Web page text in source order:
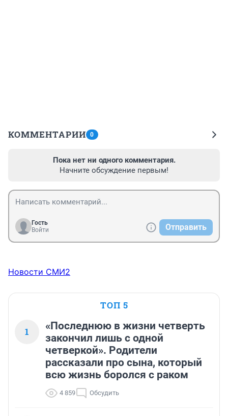
КОММЕНТАРИИ 0
Пока нет ни одного комментария.
Начните обсуждение первым!
Гость
Войти
Отправить
Новости СМИ2
ТОП 5
1
«Последнюю в жизни четверть
закончил лишь с одной
четверкой». Родители
рассказали про сына, который
всю жизнь боролся с раком
4 859 Обсудить